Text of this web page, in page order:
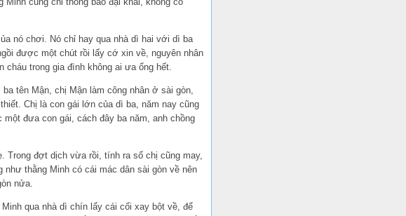
nó chơi. Nó chỉ hay qua nhà dì hai với dì ba
được một chút rồi lấy cớ xin về, nguyên nhân
trong gia đình không ai ưa ổng hết.
tên Mận, chị Mận làm công nhân ở sài gòn,
Chị là con gái lớn của dì ba, năm nay cũng
đưa con gái, cách đây ba năm, anh chồng
Trong đợt dịch vừa rồi, tính ra số chị cũng may,
thằng Minh có cái mác dân sài gòn về nên
nửa.
qua nhà dì chín lấy cái cối xay bột về, để